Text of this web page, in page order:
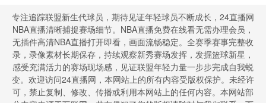
专注追踪联盟新生代球员，期待见证年轻球员不断成长，24直播网
NBA直播清晰捕捉赛场细节。NBA直播免费在线看无需办理会员，
无插件高清NBA直播打开即看，画面流畅稳定。全赛季赛事完整收
录，录像素材长期保存，持续观察新秀赛场发挥，发掘篮球新星，
感受充满活力的赛场现场感，见证联盟年轻力量一步步完成自我蜕
变。欢迎访问24直播网，本网站上的所有内容受版权保护。未经许
可，禁止复制、修改、传播或利用本网站上的任何内容。本网站部